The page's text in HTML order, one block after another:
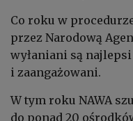
Co roku w
przez Narodową
wyłaniani są
i zaangażowani.
W tym roku NAWA
do ponad 20